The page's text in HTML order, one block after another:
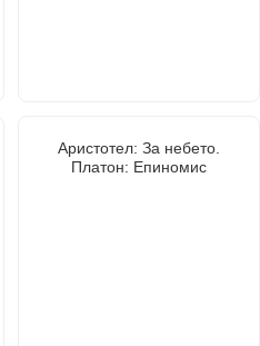
Аристотел: За небето.
Платон: Епиномис